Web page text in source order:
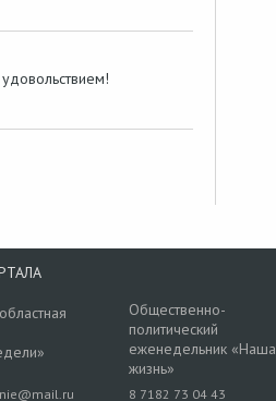
Общественно-
политический
еженедельник «Наша
жизнь»
8 7182 73 04 43